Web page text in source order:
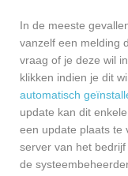
In de meeste
vanzelf een melding
vraag of je deze wil
klikken indien je dit
automatisch
update kan dit
een update plaats te
server van het
de